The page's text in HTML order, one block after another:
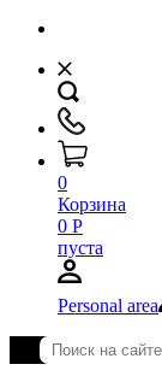
0
Корзина
0 Р
пуста
Personal area